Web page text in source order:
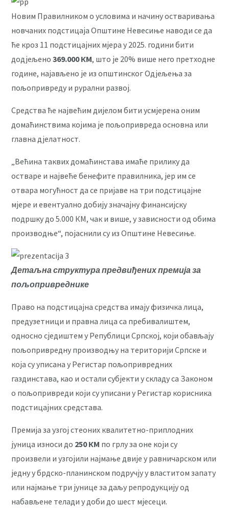
Новим Правилником о условима и начину остваривања
новчаних подстицаја Општине Невесиње наводи се да
ће кроз 11 подстицајних мјера у 2025. години бити
додјељено369.000 КМ, што је 20% више него претходне
године, најављено је из општинског Одјељења за
пољопривреду и рурални развој.
Средства ће највећим дијелом бити усмјерена оним
домаћинствима којима је пољопривреда основна или
главна дјелатност.
„Већина таквих домаћинстава имаће прилику да
остваре и највеће бенефите правилника, јер им се
отвара могућност да се пријаве на три подстицајне
мјере и евентуално добију значајну финансијску
подршку до 5.000 КМ, чак и више, у зависности од обима
производње“, појаснили су из Општине Невесиње.
Детаљна структура предвиђених премија за
пољопривреднике
Право на подстицајна средства имају физичка лица,
предузетници и правна лица са пребивалиштем,
односно сједиштем у Републици Српској, који обављају
пољопривредну производњу на територији Српске и
која су уписана у Регистар пољопривредних
газдинстава, као и остали субјекти у складу са Законом
о пољопривреди који су уписани у Регистар корисника
подстицајних средстава.
Премија за узгој стеоних квалитетно-приплодних
јуница износи до 250 КМ по грлу за оне који су
произвели и узгојили најмање двије у равничарском или
једну у брдско-планинском подручју у властитом запату
или најмање три јунице за даљу репродукцију од
набављене телади у доби до шест мјесеци.